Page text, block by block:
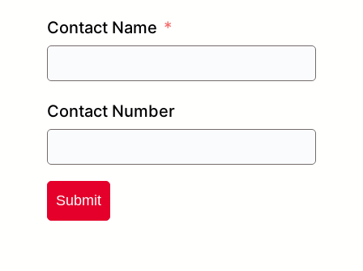
Contact Name
Contact Number
Submit